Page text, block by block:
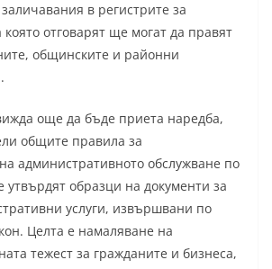
в регистрите за
която отговарят ще могат да правят
общинските и районни
още да бъде приета наредба,
общите правила за
административното обслужване по
образци на документи за
услуги, извършвани по
Целта е намаляване на
тежест за гражданите и бизнеса,